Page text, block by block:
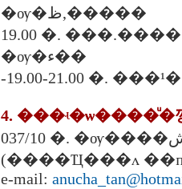
�ѹ�ظ,�����
19.00 �.
�ѹ�ء��
-19.00-21.00 �.
4. ���ʵ�ѡ����ͧ�
(����Ҵ���ᴧ
e-mail: